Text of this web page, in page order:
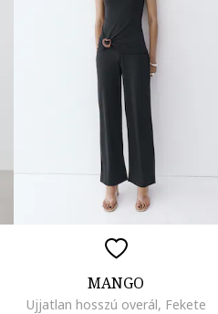
MANGO
Ujjatlan hosszú overál, Fekete